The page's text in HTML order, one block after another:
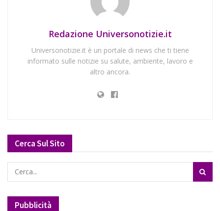
Redazione Universonotizie.it
Universonotizie.it è un portale di news che ti tiene
informato sulle notizie su salute, ambiente, lavoro e
altro ancora.
Cerca Sul Sito
Pubblicità